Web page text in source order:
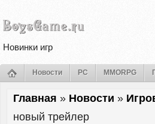
Новинки игр
Новости PC MMORPG
Главная » Новости »
новый трейлер